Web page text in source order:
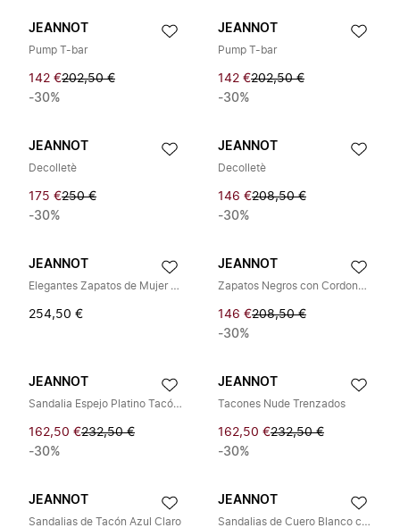
JEANNOT
Pump T-bar
142 €202,50 €
-30%
JEANNOT
Pump T-bar
142 €202,50 €
-30%
JEANNOT
Decolletè
175 €250 €
-30%
JEANNOT
Decolletè
146 €208,50 €
-30%
JEANNOT
Elegantes Zapatos de Mujer con Cordones Nero Capra
254,50 €
JEANNOT
Zapatos Negros con Cordones para Mujer
146 €208,50 €
-30%
JEANNOT
Sandalia Espejo Platino Tacón 50mm
162,50 €232,50 €
-30%
JEANNOT
Tacones Nude Trenzados
162,50 €232,50 €
-30%
JEANNOT
Sandalias de Tacón Azul Claro
JEANNOT
Sandalias de Cuero Blanco con Cierre de Hebilla